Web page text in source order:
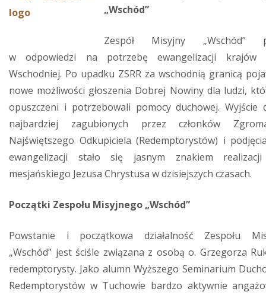
„Wschód”
Zespół Misyjny „Wschód”
w odpowiedzi na potrzebę ewangelizacji krajów
Wschodniej. Po upadku ZSRR za wschodnią granicą
nowe możliwości głoszenia Dobrej Nowiny dla ludzi,
opuszczeni i potrzebowali pomocy duchowej. Wyjście
najbardziej zagubionych przez członków
Najświętszego Odkupiciela (Redemptorystów) i
ewangelizacji stało się jasnym znakiem realizacji
mesjańskiego Jezusa Chrystusa w dzisiejszych czasach.
Początki Zespołu Misyjnego „Wschód”
Powstanie i początkowa działalność Zespołu
„Wschód” jest ściśle związana z osobą o. Grzegorza
redemptorysty. Jako alumn Wyższego Seminarium
Redemptorystów w Tuchowie bardzo aktywnie